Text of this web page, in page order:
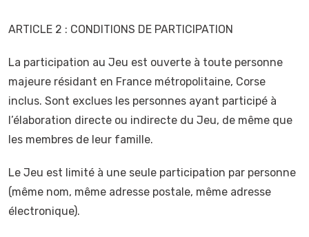
ARTICLE 2 : CONDITIONS DE PARTICIPATION
La participation au Jeu est ouverte à toute personne
majeure résidant en France métropolitaine, Corse
inclus. Sont exclues les personnes ayant participé à
l’élaboration directe ou indirecte du Jeu, de même que
les membres de leur famille.
Le Jeu est limité à une seule participation par personne
(même nom, même adresse postale, même adresse
électronique).